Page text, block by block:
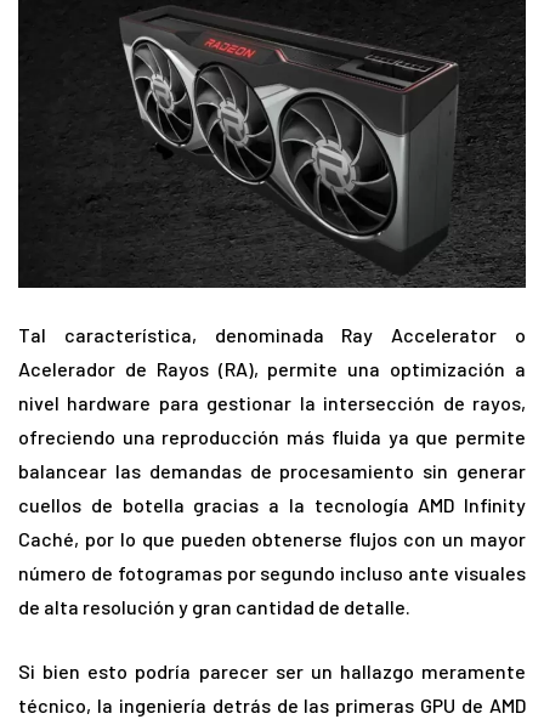
Tal característica, denominada Ray Accelerator o
Acelerador de Rayos (RA), permite una optimización a
nivel hardware para gestionar la intersección de rayos,
ofreciendo una reproducción más fluida ya que permite
balancear las demandas de procesamiento sin generar
cuellos de botella gracias a la tecnología AMD Infinity
Caché, por lo que pueden obtenerse flujos con un mayor
número de fotogramas por segundo incluso ante visuales
de alta resolución y gran cantidad de detalle.
Si bien esto podría parecer ser un hallazgo meramente
técnico, la ingeniería detrás de las primeras GPU de AMD